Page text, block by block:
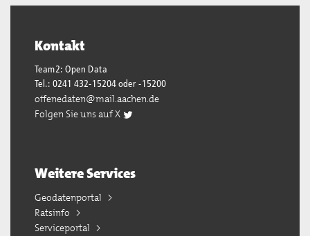
Kontakt
Team2: Open Data
Tel.: 0241 432-15204 oder -15200
offenedaten@mail.aachen.de
Folgen Sie uns auf X
Weitere Services
Geodatenportal
Ratsinfo
Serviceportal